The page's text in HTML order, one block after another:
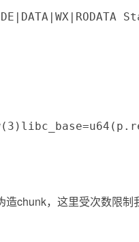
| DATA | WX | RODATA
( 3 ) libc_base=u64 ( p .
造chunk，这里受次数限